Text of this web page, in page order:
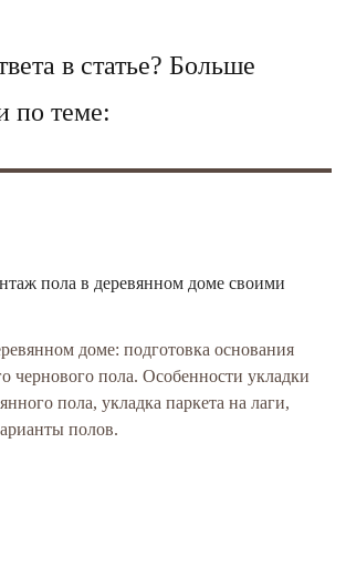
в статье? Больше
по теме:
пола в деревянном доме своими
доме: подготовка основания
чернового пола. Особенности укладки
пола, укладка паркета на лаги,
полов.